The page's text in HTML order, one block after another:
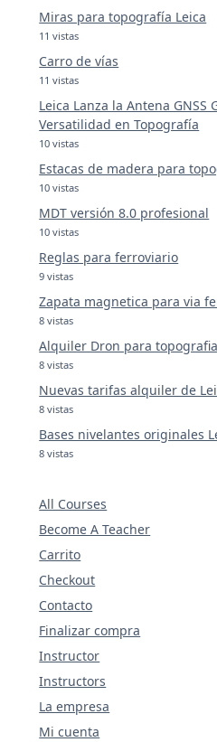
Miras para topografía Leica
11 vistas
Carro de vías
11 vistas
Leica Lanza la Antena GNSS
Versatilidad en Topografía
10 vistas
Estacas de madera para
10 vistas
MDT versión 8.0 profesional
10 vistas
Reglas para ferroviario
9 vistas
Zapata magnetica para via
8 vistas
Alquiler Dron para topografia
8 vistas
Nuevas tarifas alquiler de
8 vistas
Bases nivelantes originales
8 vistas
All Courses
Become A Teacher
Carrito
Checkout
Contacto
Finalizar compra
Instructor
Instructors
La empresa
Mi cuenta